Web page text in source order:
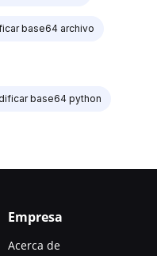
base64 archivo
base64 python
Empresa
Acerca de